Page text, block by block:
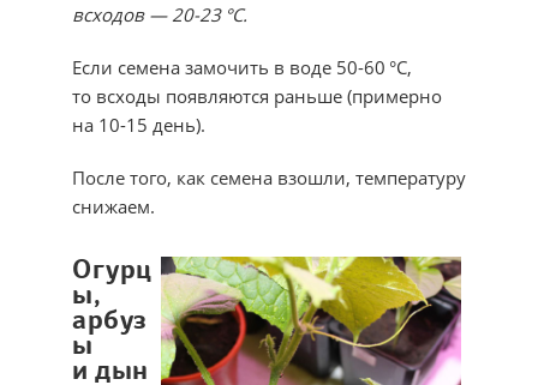
всходов — 20-23°С.
Если семена замочить в воде 50-60 °С,
то всходы появляются раньше (примерно
на 10-15 день).
После того, как семена взошли, температуру
снижаем.
Огурц
ы,
арбуз
ы
и дын